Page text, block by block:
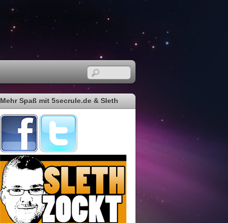
Mehr Spaß mit 5secrule.de & Sleth